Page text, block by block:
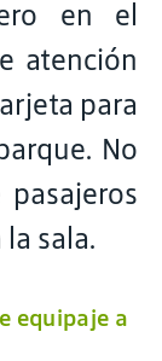
en el
atención
para
No
sala.
equipaje a